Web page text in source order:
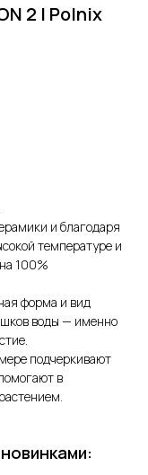
2 | Polnix
и благодаря
температуре и
100%
форма и вид
воды — именно
подчеркивают
в